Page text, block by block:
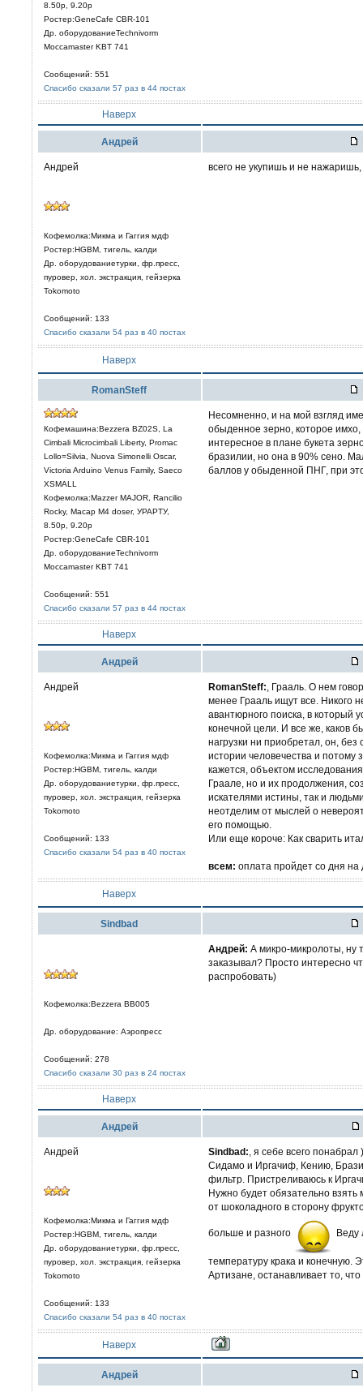
8.50р, 9.20р
Ростер:GeneCafe CBR-101
Др. оборудованиеTechnivorm
Moccamaster KBT 741
Сообщений: 551
Спасибо сказали 57 раз в 44 постах
Наверх
Aндрей
Андрей
Кофемолка:Микма и Гаггия мдф
Ростер:HGBM, тигель, калди
Др. оборудованиетурки, фр.пресс,
пуровер, хол. экстракция, гейзерка
Tokomoto
Сообщений: 133
Спасибо сказали 54 раз в 40 постах
всего не укупишь и не
Наверх
RomanSteff
Кофемашина:Bezzera BZ02S, La
Cimbali Microcimbali Liberty, Promac
Lollo=Silvia, Nuova Simonelli Oscar,
Victoria Arduino Venus Family, Saeco
XSMALL
Кофемолка:Mazzer MAJOR, Rancilio
Rocky, Macap M4 doser, УРАРТУ,
8.50р, 9.20р
Ростер:GeneCafe CBR-101
Др. оборудованиеTechnivorm
Moccamaster KBT 741
Сообщений: 551
Спасибо сказали 57 раз в 44 постах
Несомненно, и на мой взгляд
обыденное зерно, которое имхо,
интересное в плане букета
бразилии, но она в 90% сено.
баллов у обыденной ПНГ, при
Наверх
Aндрей
Андрей
Кофемолка:Микма и Гаггия мдф
Ростер:HGBM, тигель, калди
Др. оборудованиетурки, фр.пресс,
пуровер, хол. экстракция, гейзерка
Tokomoto
Сообщений: 133
Спасибо сказали 54 раз в 40 постах
RomanSteff: , Грааль. О нем
менее Грааль ищут все. Никого
авантюрного поиска, в который
конечной цели. И все же, каков
нагрузки ни приобретал, он,
истории человечества и потому
кажется, объектом
Граале, но и их продолжения,
искателями истины, так и
неотделим от мыслей о
его помощью.
Или еще короче: Как сварить
всем: оплата пройдет со дня на
Наверх
Sindbad
Кофемолка:Bezzera BB005
Др. оборудование: Аэропресс
Сообщений: 278
Спасибо сказали 30 раз в 24 постах
Aндрей: А микро-микролоты, ну
заказывал? Просто интересно
распробовать)
Наверх
Aндрей
Андрей
Кофемолка:Микма и Гаггия мдф
Ростер:HGBM, тигель, калди
Др. оборудованиетурки, фр.пресс,
пуровер, хол. экстракция, гейзерка
Tokomoto
Сообщений: 133
Спасибо сказали 54 раз в 40 постах
Sindbad: , я себе всего
Сидамо и Иргачиф, Кению,
фильтр. Пристреливаюсь к
Нужно будет обязательно
от шоколадного в сторону
больше и разного Веду
температуру крака и конечную.
Артизане, останавливает то,
Наверх
Aндрей